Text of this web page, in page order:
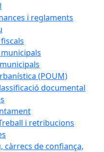
i reglaments
(POUM)
documental
i retribucions
càrrecs de confiança,